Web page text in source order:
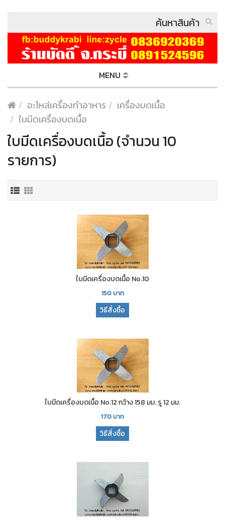
MENU
อะไหล่เครื่องทำอาหาร
เครื่องบดเนื้อ
ใบมีดเครื่องบดเนื้อ
ใบมีดเครื่องบดเนื้อ (จำนวน 10
รายการ)
ใบมีดเครื่องบดเนื้อ No.10
150บาท
วิธีสั่งซื้อ
ใบมีดเครื่องบดเนื้อ No.12 กว้าง 158 มม. รู 12 มม.
170บาท
วิธีสั่งซื้อ